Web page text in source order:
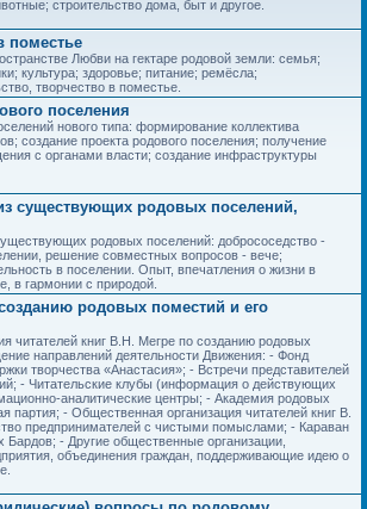
строительство дома, быт и другое.
поместье
Любви на гектаре родовой земли: семья;
культура; здоровье; питание; ремёсла;
творчество в поместье.
поселения
нового типа: формирование коллектива
создание проекта родового поселения; получение
с органами власти; создание инфраструктуры
существующих родовых поселений,
родовых поселений: добрососедство -
решение совместных вопросов - вече;
в поселении. Опыт, впечатления о жизни в
в гармонии с природой.
родовых поместий и его
читателей книг В.Н. Мегре по созданию родовых
направлений деятельности Движения: - Фонд
творчества «Анастасия»; - Встречи представителей
- Читательские клубы (информация о действующих
аналитические центры; - Академия родовых
партия; - Общественная организация читателей книг В.
предпринимателей с чистыми помыслами; - Караван
- Другие общественные организации,
объединения граждан, поддерживающие идею о